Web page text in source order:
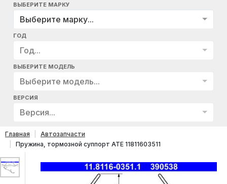
ВЫБЕРИТЕ МАРКУ
Выберите марку...
ГОД
Год...
ВЫБЕРИТЕ МОДЕЛЬ
Выберите модель...
ВЕРСИЯ
Версия...
Главная
Автозапчасти
Пружина, тормозной суппорт ATE 11811603511